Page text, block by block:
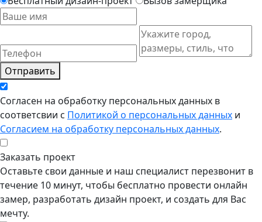
Отправить
Согласен на обработку персональных данных в
соответсвии с Политикой о персональных данных и
Согласием на обработку персональных данных.
Заказать проект
Оставьте свои данные и наш специалист перезвонит в
течение 10 минут, чтобы бесплатно провести онлайн
замер, разработать дизайн проект, и создать для Вас
мечту.